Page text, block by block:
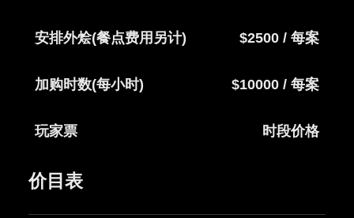
安排外烩(餐点费用另计) $2500 / 每案
加购时数(每小时) $10000 / 每案
玩家票 时段价格
价目表